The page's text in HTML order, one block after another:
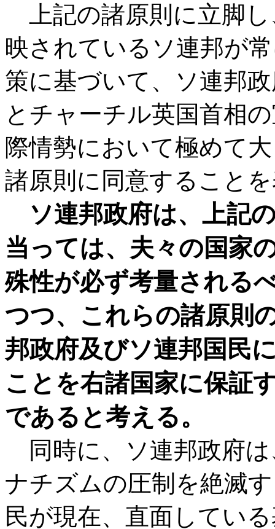
上記の諸原則に立脚
映されているソ連邦が
策に基づいて、ソ連邦
とチャーチル英国首相
際情勢において極めて
諸原則に同意すること
ソ連邦政府は、上記
当っては、夫々の国家
殊性が必ず考量される
つつ、これらの諸原則
邦政府及びソ連邦国民
ことを右諸国家に保証
であると考える。
同時に、ソ連邦政府
ナチズムの圧制を絶滅
民が現在、直面してい